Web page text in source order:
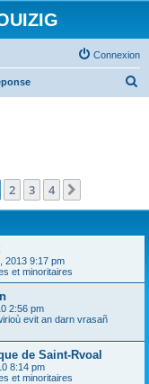
Connexion
c
2 3 4
2013 9:17 pm
et minoritaires
2:56 pm
evit an darn vrasañ
de Saint-Rvoal
8:14 pm
et minoritaires